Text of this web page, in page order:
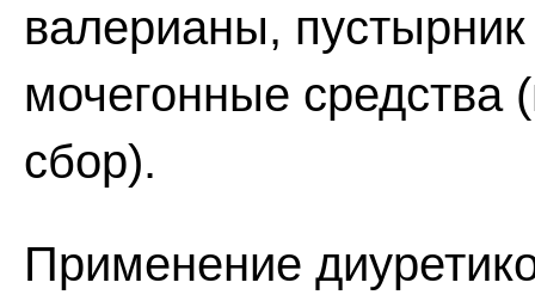
валерианы,
мочегонные средства
сбор).
Применение